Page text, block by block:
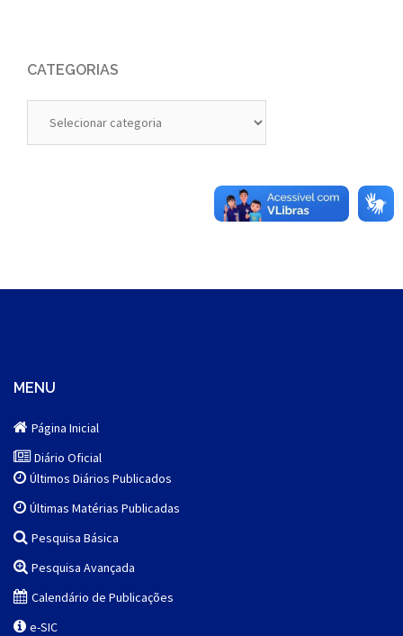
CATEGORIAS
MENU
Página Inicial
Diário Oficial
Últimos Diários Publicados
Últimas Matérias Publicadas
Pesquisa Básica
Pesquisa Avançada
Calendário de Publicações
e-SIC